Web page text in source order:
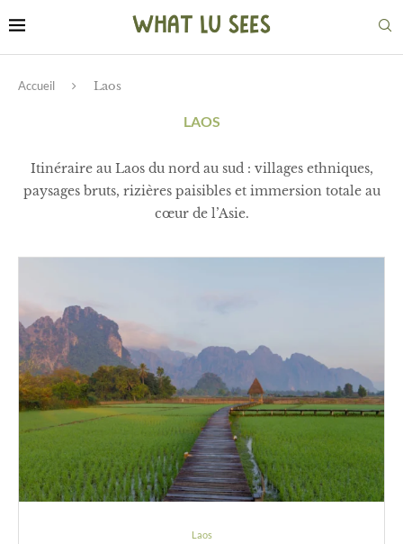
Accueil Laos
LAOS
Itinéraire au Laos du nord au sud : villages ethniques,
paysages bruts, rizières paisibles et immersion totale au
cœur de l’Asie.
Laos